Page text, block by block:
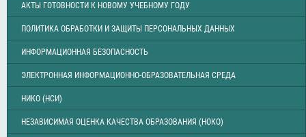
АКТЫ ГОТОВНОСТИ К НОВОМУ УЧЕБНОМУ ГОДУ
ПОЛИТИКА ОБРАБОТКИ И ЗАЩИТЫ ПЕРСОНАЛЬНЫХ ДАННЫХ
ИНФОРМАЦИОННАЯ БЕЗОПАСНОСТЬ
ЭЛЕКТРОННАЯ ИНФОРМАЦИОННО-ОБРАЗОВАТЕЛЬНАЯ СРЕДА
НИКО (НСИ)
НЕЗАВИСИМАЯ ОЦЕНКА КАЧЕСТВА ОБРАЗОВАНИЯ (НОКО)